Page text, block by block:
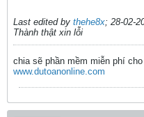
Last edited by thehe8x; 28-02-
Thành thật xin lỗi
chia sẽ phần mềm miễn phí
www.dutoanonline.com